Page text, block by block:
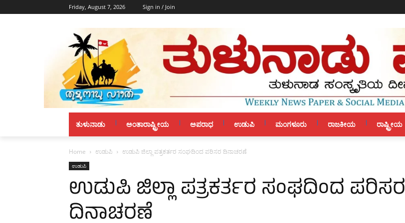
Friday, August 7, 2026 Sign in / Join
ತುಳುನಾಡು ಅಂತಾರಾಷ್ಟ್ರೀಯ ಅಪರಾಧ ಉಡುಪಿ ಮಂಗಳೂರು ರಾಜಕೀಯ ರಾಷ್ಟ್ರೀಯ
Home ಉಡುಪಿ ಉಡುಪಿ ಜಿಲ್ಲಾ ಪತ್ರಕರ್ತರ ಸಂಘದಿಂದ ಪರಿಸರ ದಿನಾಚರಣೆ
ಉಡುಪಿ
ಉಡುಪಿ ಜಿಲ್ಲಾ ಪತ್ರಕರ್ತರ ಸಂಘದಿಂದ ಪರಿಸರ
ದಿನಾಚರಣೆ